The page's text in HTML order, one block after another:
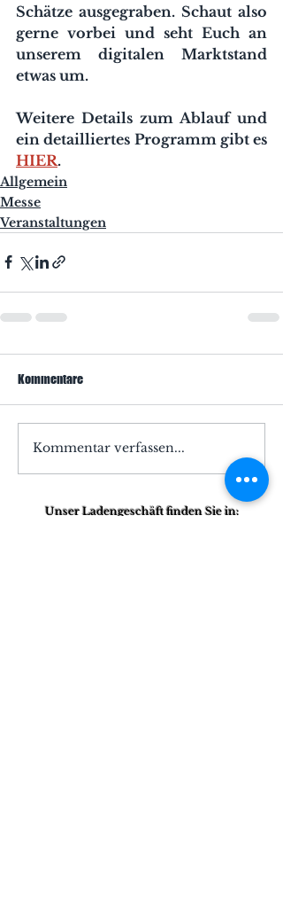
Schätze ausgegraben. Schaut also
gerne vorbei und seht Euch an
unserem digitalen Marktstand
etwas um.
Weitere Details zum Ablauf und
HIER.
Allgemein
Messe
Veranstaltungen
Kommentare
Kommentar verfassen...
Unser Ladengeschäft finden Sie in: